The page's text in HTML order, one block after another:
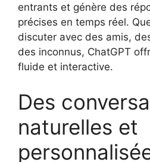
entrants et génère des
précises en temps réel.
discuter avec des amis,
des inconnus, ChatGPT
fluide et interactive.
Des
naturelles et